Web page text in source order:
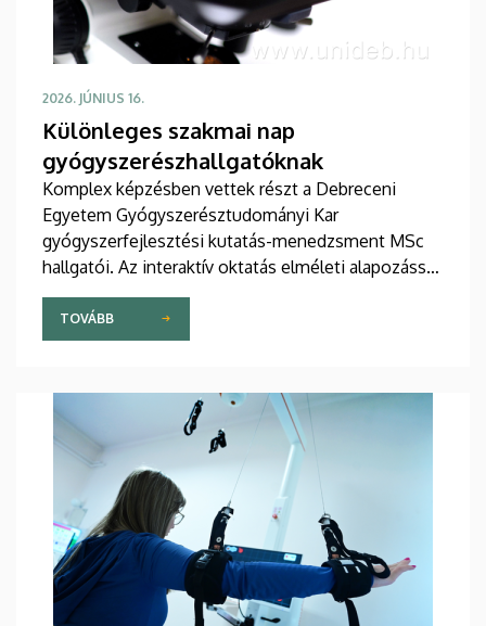
2026. JÚNIUS 16.
Különleges szakmai nap
gyógyszerészhallgatóknak
Komplex képzésben vettek részt a Debreceni
Egyetem Gyógyszerésztudományi Kar
gyógyszerfejlesztési kutatás-menedzsment MSc
hallgatói. Az interaktív oktatás elméleti alapozással
kezdődött, majd egy egyebek mellett
biotechnológiai és gyógyszeripari kutatási,
valamint analitikai szolgáltatásokat nyújtó
TOVÁBB